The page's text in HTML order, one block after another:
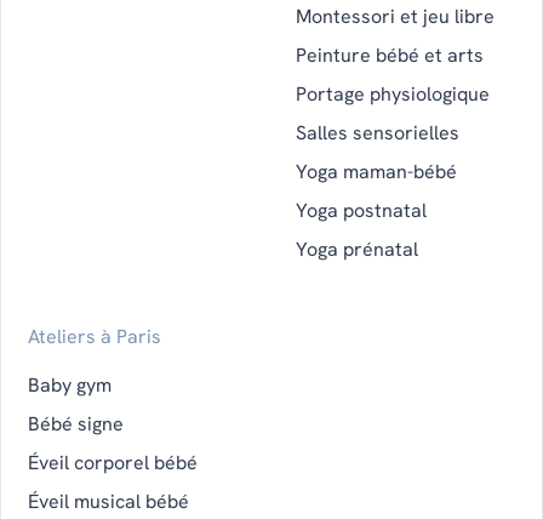
Montessori et jeu libre
Peinture bébé et arts
Portage physiologique
Salles sensorielles
Yoga maman-bébé
Yoga postnatal
Yoga prénatal
Ateliers à Paris
Baby gym
Bébé signe
Éveil corporel bébé
Éveil musical bébé